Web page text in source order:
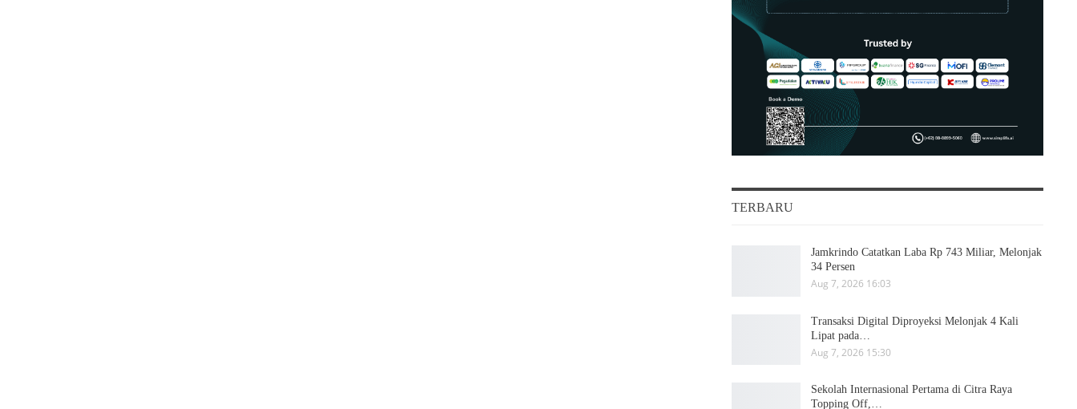
TERBARU
Jamkrindo Catatkan Laba Rp 743 Miliar, Melonjak
34 Persen
Aug 7, 2026 16:03
Transaksi Digital Diproyeksi Melonjak 4 Kali
Lipat pada…
Aug 7, 2026 15:30
Sekolah Internasional Pertama di Citra Raya
Topping Off,…